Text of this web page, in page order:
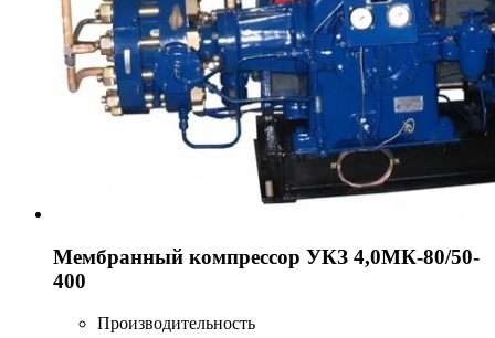
Мембранный компрессор УКЗ 4,0МК-80/50-
400
Производительность